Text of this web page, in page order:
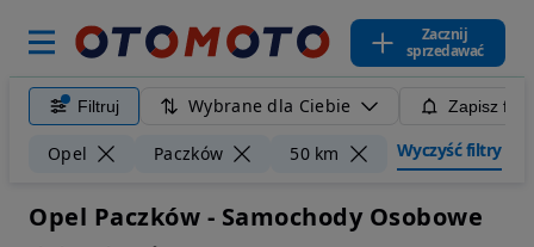
Zacznij
sprzedawać
Filtruj Wybrane dla Ciebie Zapisz
Opel Paczków 50 km Wyczyść filtry
Opel Paczków - Samochody Osobowe